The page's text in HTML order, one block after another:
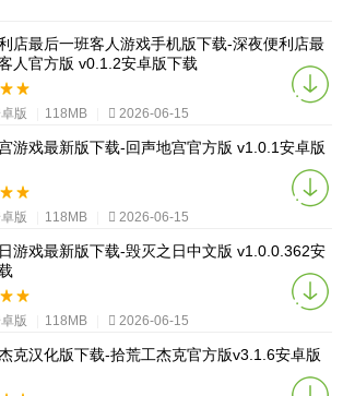
店最后一班客人游戏手机版下载-深夜便利店最
人官方版 v0.1.2安卓版下载
版 118MB 2026-06-15
游戏最新版下载-回声地宫官方版 v1.0.1安卓版
版 118MB 2026-06-15
游戏最新版下载-毁灭之日中文版 v1.0.0.362安
版 118MB 2026-06-15
克汉化版下载-拾荒工杰克官方版v3.1.6安卓版